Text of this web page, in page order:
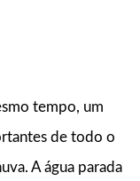
tempo, um
de todo o
A água parada